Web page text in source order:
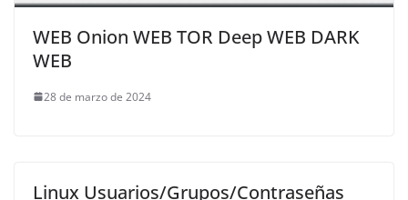
WEB Onion WEB TOR Deep WEB DARK
WEB
28 de marzo de 2024
Linux Usuarios/Grupos/Contraseñas